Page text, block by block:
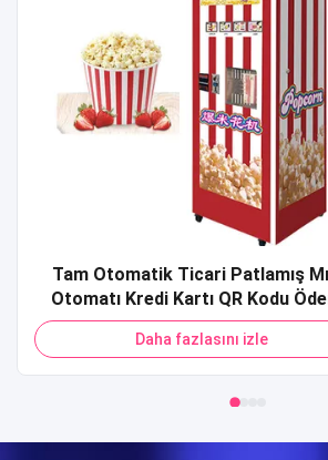
Tam Otomatik Ticari Patlamış
Otomatı Kredi Kartı QR Kodu
Alışveriş Merkezi için Patlamış
Otomatı
Daha fazlasını izle